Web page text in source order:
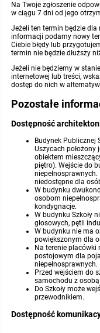
Na Twoje zgłoszenie
w ciągu 7 dni od jego
Jeżeli ten termin będzie
informacji podamy nowy
Ciebie błędy lub
termin nie będzie dłuższy
Jeżeli nie będziemy w
internetowej lub treści,
dostęp do nich w
Pozostałe
Dostępność
Budynek Publicznej
Uszycach położony
obiektem
piętro). Wejście do
niedostępne dla
W budynku
osobom
kondygnacje.
W budynku Szkoły
głosowych, pętli
W budynku nie ma
powiększonym dla
Na terenie
postojowym dla
niepełnosprawnych.
Przed wejściem do
samochodu z
Do Szkoły może
przewodnikiem.
Dostępność